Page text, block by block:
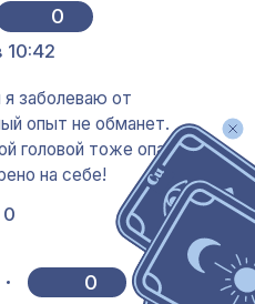
0
10:42
заболеваю от
опыт не обманет.
головой тоже опасно в
на себе!
0
0